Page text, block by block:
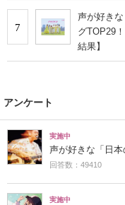
7
声が好き
グTOP29
結果】
アンケート
実施中
声が好きな「日
回答数：49410
実施中